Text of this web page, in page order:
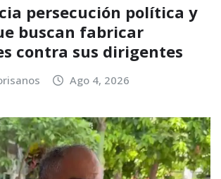
persecución política y
buscan fabricar
contra sus dirigentes
Ago 4, 2026